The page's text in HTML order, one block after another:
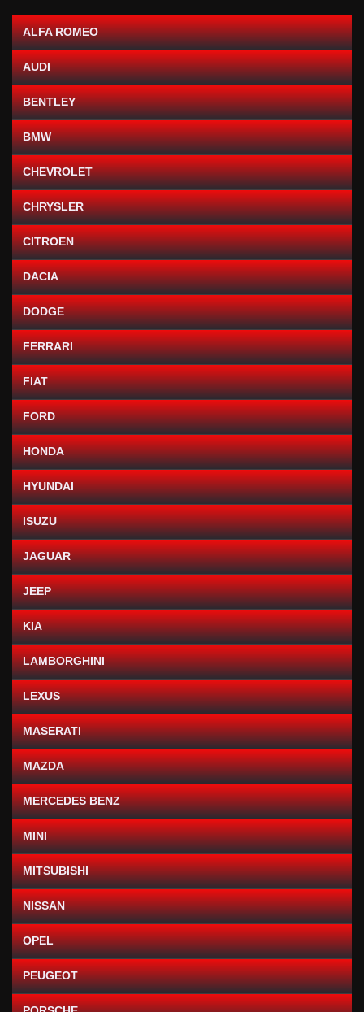
ALFA ROMEO
AUDI
BENTLEY
BMW
CHEVROLET
CHRYSLER
CITROEN
DACIA
DODGE
FERRARI
FIAT
FORD
HONDA
HYUNDAI
ISUZU
JAGUAR
JEEP
KIA
LAMBORGHINI
LEXUS
MASERATI
MAZDA
MERCEDES BENZ
MINI
MITSUBISHI
NISSAN
OPEL
PEUGEOT